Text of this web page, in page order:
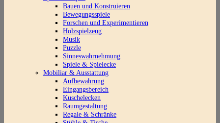
Bauen und Konstruieren
Bewegungsspiele
Forschen und Experimentieren
Holzspielzeug
Musik
Puzzle
Sinneswahrnehmung
Spiele & Spielecke
Mobiliar & Ausstattung
Aufbewahrung
Eingangsbereich
Kuschelecken
Raumgestaltung
Regale & Schränke